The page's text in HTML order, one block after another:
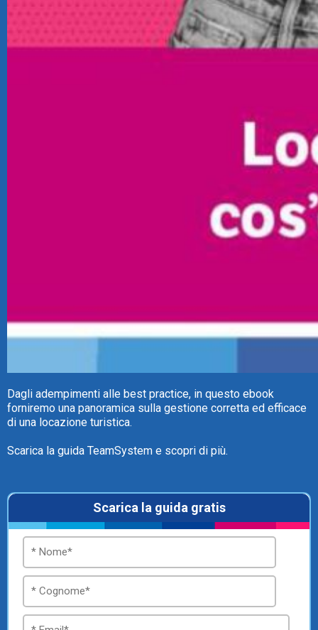
Dagli adempimenti alle best practice, in questo ebook
forniremo una panoramica sulla gestione corretta ed efficace
di una locazione turistica.
Scarica la guida TeamSystem e scopri di più.
Scarica la guida gratis